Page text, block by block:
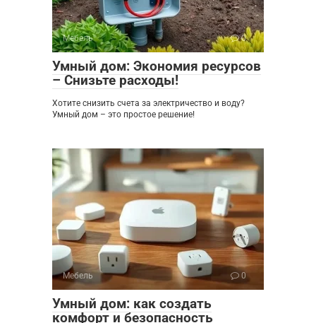
Мебель 0
Умный дом: Экономия ресурсов
– Снизьте расходы!
Хотите снизить счета за электричество и воду?
Умный дом – это простое решение!
Мебель 0
Умный дом: как создать
комфорт и безопасность